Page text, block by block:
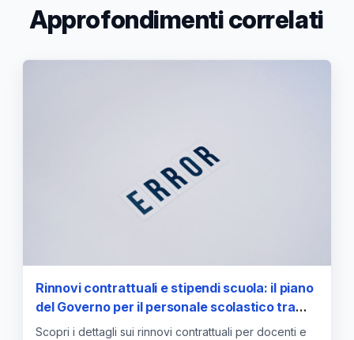
Approfondimenti correlati
Rinnovi contrattuali e stipendi scuola: il piano
del Governo per il personale scolastico tra
aumenti e welfare
Scopri i dettagli sui rinnovi contrattuali per docenti e